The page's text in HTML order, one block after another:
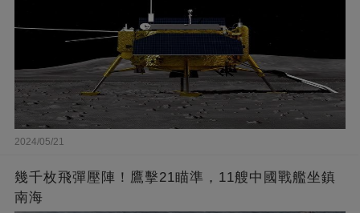
2024/05/21
幾千枚飛彈壓陣！鷹擊21瞄準，11艘中國戰艦坐鎮
南海